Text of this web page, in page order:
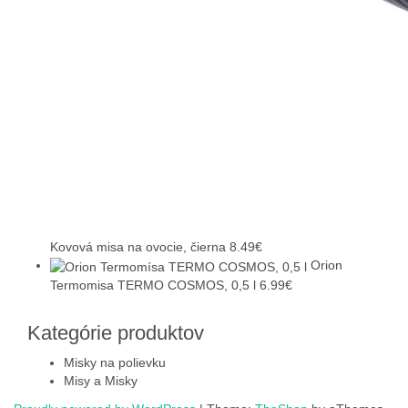
Kovová misa na ovocie, čierna 8.49€
Orion
Termomisa TERMO COSMOS, 0,5 l 6.99€
Kategórie produktov
Misky na polievku
Misy a Misky